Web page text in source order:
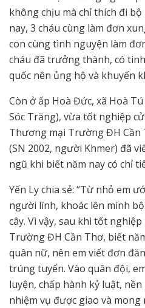
không chịu mà chỉ thích đi
nay, 3 cháu cùng làm đơn
con cùng tình nguyện làm
cháu đã trưởng thành, có
quốc nên ủng hộ và khuyến
Còn ở ấp Hoà Đức, xã Hoà
Sóc Trăng), vừa tốt nghiệp
Thương mại Trường ĐH Cần
(SN 2002, người Khmer) đã
ngũ khi biết năm nay có chỉ
Yến Ly chia sẻ: “Từ nhỏ em
người lính, khoác lên mình
cây. Vì vậy, sau khi tốt
Trường ĐH Cần Thơ, biết
quân nữ, nên em viết đơn
trúng tuyển. Vào quân đội,
luyện, chấp hành kỷ luật,
nhiệm vụ được giao và